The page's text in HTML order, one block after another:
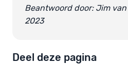
Beantwoord door: Jim van
2023
Deel deze pagina